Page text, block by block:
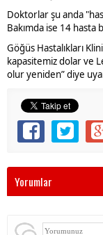
Doktorlar şu anda
Bakımda ise 14
Göğüs Hastalıkları
kapasitemiz dolar ve
olur yeniden” diye
Yorumlar